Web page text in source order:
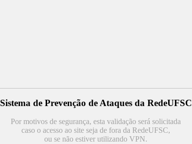
Sistema de Prevenção de Ataques da RedeUFSC
Por motivos de segurança, esta validação será solicitada
caso o acesso ao site seja de fora da RedeUFSC,
ou se não estiver utilizando VPN.